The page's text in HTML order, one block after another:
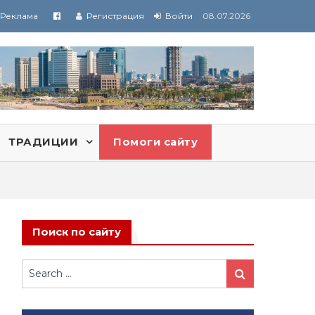
Реклама Регистрация Войти 08.07.2026
ТРАДИЦИИ Помоги сайту
Поиск по сайту
Search
for:
Search